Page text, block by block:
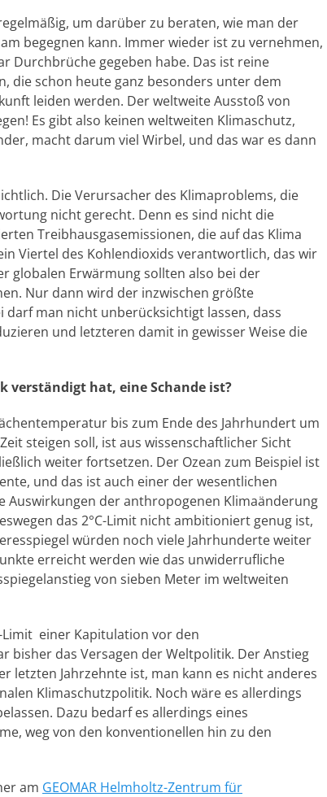
um darüber zu beraten, wie man der
begegnen kann. Immer wieder ist zu vernehmen,
Durchbrüche gegeben habe. Das ist reine
die schon heute ganz besonders unter dem
leiden werden. Der weltweite Ausstoß von
Es gibt also keinen weltweiten Klimaschutz,
macht darum viel Wirbel, und das war es dann
Die Verursacher des Klimaproblems, die
nicht gerecht. Denn es sind nicht die
Treibhausgasemissionen, die auf das Klima
Viertel des Kohlendioxids verantwortlich, das wir
globalen Erwärmung sollten also bei der
Nur dann wird der inzwischen größte
man nicht unberücksichtigt lassen, dass
und letzteren damit in gewisser Weise die
verständigt hat, eine Schande ist?
bis zum Ende des Jahrhundert um
steigen soll, ist aus wissenschaftlicher Sicht
weiter fortsetzen. Der Ozean zum Beispiel ist
und das ist auch einer der wesentlichen
Auswirkungen der anthropogenen Klimaänderung
das 2°C-Limit nicht ambitioniert genug ist,
würden noch viele Jahrhunderte weiter
erreicht werden wie das unwiderrufliche
von sieben Meter im weltweiten
Limit einer Kapitulation vor den
bisher das Versagen der Weltpolitik. Der Anstieg
letzten Jahrzehnte ist, man kann es nicht anderes
Klimaschutzpolitik. Noch wäre es allerdings
Dazu bedarf es allerdings eines
weg von den konventionellen hin zu den
am GEOMAR Helmholtz-Zentrum für